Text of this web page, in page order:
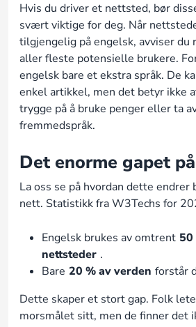
Hvis du driver et nettsted, bør
svært viktige for deg. Når
tilgjengelig på engelsk, avviser du
aller fleste potensielle brukere.
engelsk bare et ekstra språk. De
enkel artikkel, men det betyr ikke
trygge på å bruke penger eller ta
fremmedspråk.
Det enorme gapet
La oss se på hvordan dette endrer
nett. Statistikk fra W3Techs for
Engelsk brukes av omtrent 50
nettsteder .
Bare 20 % av verden forstår
Dette skaper et stort gap. Folk
morsmålet sitt, men de finner det